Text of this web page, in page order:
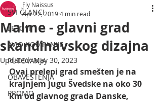
SVI ČLANCI
LETOVI
AVIO KOMPANIJE
PUTOVANJA
OBAVEŠTENJA
PROMO
Malme - glavni grad
skandinavskog dizajna
Fly Naissus
Apr 22, 20194 min read
Updated:May 30, 2023
Ovaj prelepi grad smešten je na
krajnjem jugu Švedske na oko 30
km od glavnog grada Danske,